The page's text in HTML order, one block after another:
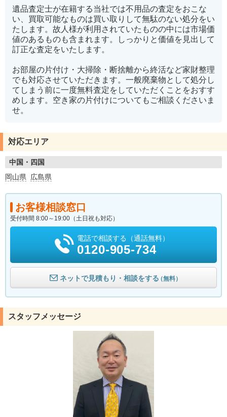
遺品査定士が在籍する当社では不用品の査定をおこな
い、買取可能なものは買い取りして無駄のない処分をい
たします。故人様が利用されていたものの中には市場価
値のあるものも含まれます。しっかりと価値を見出して
訂正な査定をいたします。
お部屋の片付け・大掃除・断捨離から終活など家財整理
でも対応させていただきます。一般廃棄物として処分し
てしまう前に一度無料査定をしていただくことをおすす
めします。空き家の片付けについてもご相談くださいま
せ。
対応エリア
中国・四国
岡山県 広島県
お客様相談窓口
受付時間 8:00～19:00（土日祝も対応）
電話で相談する（通話無料）
0120-905-734
ネットで見積もり・相談をする（無料）
スタッフメッセージ